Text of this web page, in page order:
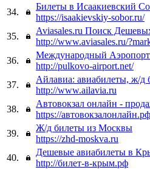
34.
Билеты в Исаакиевский
https://isaakievskiy-sobor.ru/
35.
Aviasales.ru Поиск
http://www.aviasales.ru/
36.
Международный
http://pulkovo-airport.net/
37.
Айлавиа: авиабилеты, ж/д
http://www.ailavia.ru
38.
Автовокзал онлайн -
https://автовокзалонлайн.рф
39.
Ж/д билеты из Москвы
https://zhd-moskva.ru
40.
Дешевые авиабилеты в
http://билет-в-крым.рф